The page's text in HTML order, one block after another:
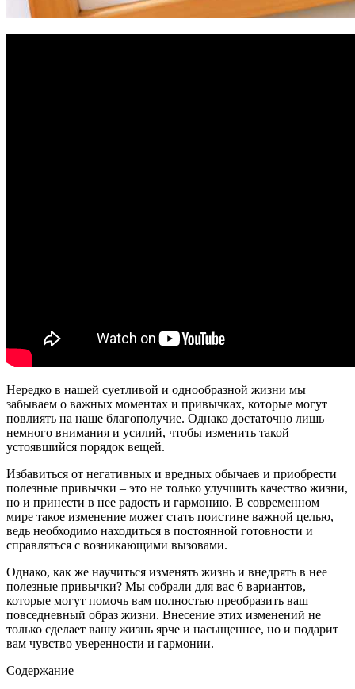
Нередко в нашей суетливой и однообразной жизни мы
забываем о важных моментах и привычках, которые могут
повлиять на наше благополучие. Однако достаточно лишь
немного внимания и усилий, чтобы изменить такой
устоявшийся порядок вещей.
Избавиться от негативных и вредных обычаев и приобрести
полезные привычки – это не только улучшить качество жизни,
но и принести в нее радость и гармонию. В современном
мире такое изменение может стать поистине важной целью,
ведь необходимо находиться в постоянной готовности и
справляться с возникающими вызовами.
Однако, как же научиться изменять жизнь и внедрять в нее
полезные привычки? Мы собрали для вас 6 вариантов,
которые могут помочь вам полностью преобразить ваш
повседневный образ жизни. Внесение этих изменений не
только сделает вашу жизнь ярче и насыщеннее, но и подарит
вам чувство уверенности и гармонии.
Содержание